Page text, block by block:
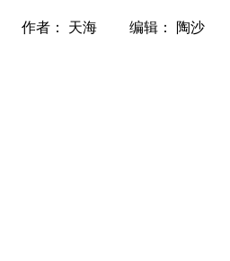
作者： 天海 编辑： 陶沙